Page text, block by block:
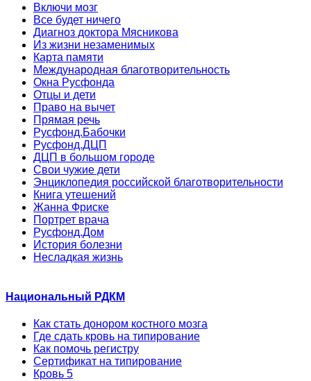
Включи мозг
Все будет ничего
Диагноз доктора Мясникова
Из жизни незаменимых
Карта памяти
Международная благотворительность
Окна Русфонда
Отцы и дети
Право на вычет
Прямая речь
Русфонд.Бабочки
Русфонд.ДЦП
ДЦП в большом городе
Свои чужие дети
Энциклопедия российской благотворительности
Книга утешений
Жанна Фриске
Портрет врача
Русфонд.Дом
История болезни
Несладкая жизнь
Национальный РДКМ
Как стать донором костного мозга
Где сдать кровь на типирование
Как помочь регистру
Сертификат на типирование
Кровь 5